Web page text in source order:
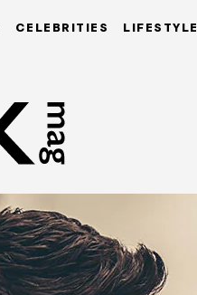
CELEBRITIES LIFESTYLE